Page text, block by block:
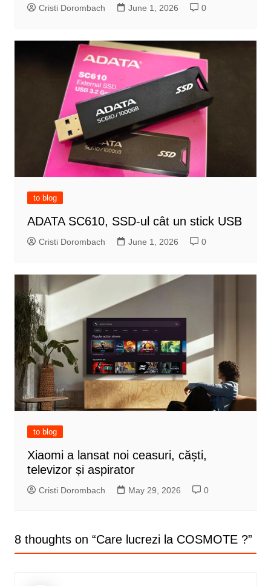
Cristi Dorombach June 1, 2026 0
to blog
ADATA SC610, SSD-ul cât un stick USB
Cristi Dorombach June 1, 2026 0
to blog
Xiaomi a lansat noi ceasuri, căști,
televizor și aspirator
Cristi Dorombach May 29, 2026 0
8 thoughts on “Care lucrezi la COSMOTE ?”